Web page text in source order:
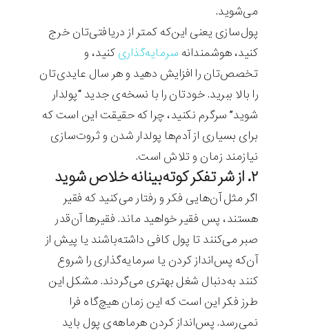
می‌شوید.
پول‌سازی یعنی این‌که کمتر از دریافتی‌تان خرج
کنید، هوشمندانه سرمایه‌گذاری کنید، و
تخصص‌تان را افزایش دهید و هر سال عایدی‌تان
را بالا ببرید. خودتان را با نسخه‌ی جدید “پولدار
شوید” سرگرم نکنید، چرا که حقیقت این است که
برای بسیاری از آدم‌ها پولدار شدن و ثروت‌سازی
نیازمند زمان و تلاش است.
۲. از شر تفکر کوته‌بینانه خلاص شوید
اگر مثل آن‌هایی فکر و رفتار می‌کنید که فقیر
هستند، پس فقیر خواهید ماند. فقیرها آن‌قدر
صبر می‌کنند تا پول کافی داشته‌باشند یا پیش از
آن‌که پس‌انداز کردن یا سرمایه‌گذاری را شروع
کنند به‌دنبال شغل بهتری می‌گردند. مشکل این
طرز فکر این است که این زمان هیچ‌گاه فرا
نمی‌رسد. پس‌انداز کردن هرماهه‌ی پول باید